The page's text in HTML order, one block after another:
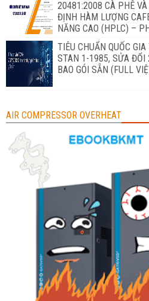
20481:2008 CÀ PHÊ
ĐỊNH HÀM LƯỢNG
NĂNG CAO (HPLC) –
TIÊU CHUẨN QUỐC
STAN 1-1985, SỬA ĐỔI
BAO GÓI SẴN (FULL
AIR COMPRESSOR OVERHEAT